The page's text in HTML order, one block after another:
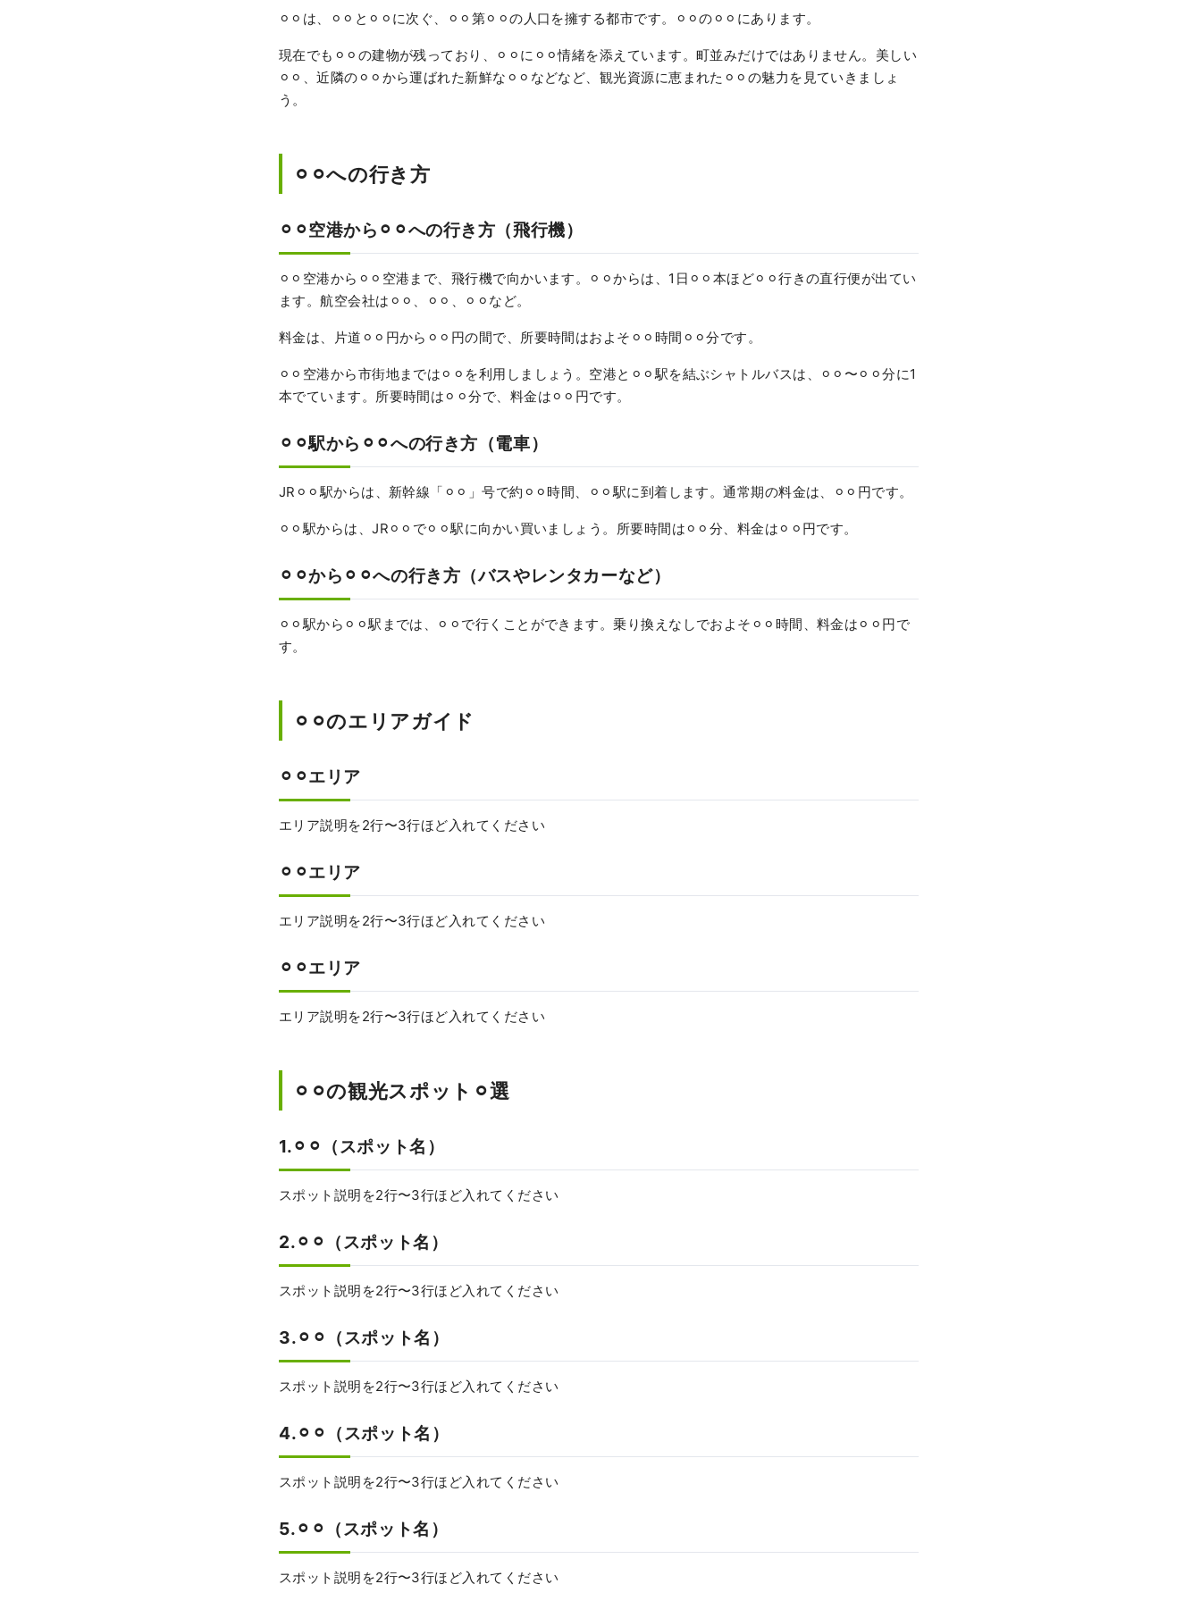
⚪︎⚪︎は、⚪︎⚪︎と⚪︎⚪︎に次ぐ、⚪︎⚪︎第⚪︎⚪︎の人口を擁する都市です。⚪︎⚪︎の⚪︎⚪︎にあります。
現在でも⚪︎⚪︎の建物が残っており、⚪︎⚪︎に⚪︎⚪︎情緒を添えています。町並みだけではありません。美しい
⚪︎⚪︎、近隣の⚪︎⚪︎から運ばれた新鮮な⚪︎⚪︎などなど、観光資源に恵まれた⚪︎⚪︎の魅力を見ていきましょ
う。
⚪︎⚪︎への行き方
⚪︎⚪︎空港から⚪︎⚪︎への行き方（飛行機）
⚪︎⚪︎空港から⚪︎⚪︎空港まで、飛行機で向かいます。⚪︎⚪︎からは、1日⚪︎⚪︎本ほど⚪︎⚪︎行きの直行便が出てい
ます。航空会社は⚪︎⚪︎、⚪︎⚪︎、⚪︎⚪︎など。
料金は、片道⚪︎⚪︎円から⚪︎⚪︎円の間で、所要時間はおよそ⚪︎⚪︎時間⚪︎⚪︎分です。
⚪︎⚪︎空港から市街地までは⚪︎⚪︎を利用しましょう。空港と⚪︎⚪︎駅を結ぶシャトルバスは、⚪︎⚪︎〜⚪︎⚪︎分に1
本でています。所要時間は⚪︎⚪︎分で、料金は⚪︎⚪︎円です。
⚪︎⚪︎駅から⚪︎⚪︎への行き方（電車）
JR⚪︎⚪︎駅からは、新幹線「⚪︎⚪︎」号で約⚪︎⚪︎時間、⚪︎⚪︎駅に到着します。通常期の料金は、⚪︎⚪︎円です。
⚪︎⚪︎駅からは、JR⚪︎⚪︎で⚪︎⚪︎駅に向かい買いましょう。所要時間は⚪︎⚪︎分、料金は⚪︎⚪︎円です。
⚪︎⚪︎から⚪︎⚪︎への行き方（バスやレンタカーなど）
⚪︎⚪︎駅から⚪︎⚪︎駅までは、⚪︎⚪︎で行くことができます。乗り換えなしでおよそ⚪︎⚪︎時間、料金は⚪︎⚪︎円で
す。
⚪︎⚪︎のエリアガイド
⚪︎⚪︎エリア
エリア説明を2行〜3行ほど入れてください
⚪︎⚪︎エリア
エリア説明を2行〜3行ほど入れてください
⚪︎⚪︎エリア
エリア説明を2行〜3行ほど入れてください
⚪︎⚪︎の観光スポット⚪︎選
1.⚪︎⚪︎（スポット名）
スポット説明を2行〜3行ほど入れてください
2.⚪︎⚪︎（スポット名）
スポット説明を2行〜3行ほど入れてください
3.⚪︎⚪︎（スポット名）
スポット説明を2行〜3行ほど入れてください
4.⚪︎⚪︎（スポット名）
スポット説明を2行〜3行ほど入れてください
5.⚪︎⚪︎（スポット名）
スポット説明を2行〜3行ほど入れてください